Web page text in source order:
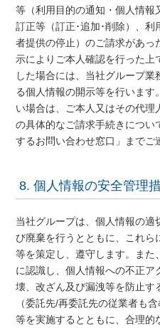
等（利用目的の通知・個人情報
訂正等（訂正･追加･削除）、
者提供の停止）のご請求があっ
示によりご本人確認を行った
した場合には、当社グループ
る個人情報の開示等を行いま
い場合は、ご本人又はその代理
の具体的なご請求手続きにつ
するお問い合わせ窓口」までご
8. 個人情報の安全管理
当社グループは、個人情報の適
び廃棄を行うとともに、これら
等を策定し、遵守します。また
に認識し、個人情報への不正ア
壊、改ざん及び漏洩等を防止す
（委託先/再委託先の従業者も
等を実施するとともに、合理